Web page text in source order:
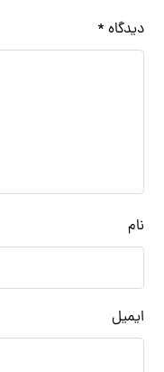
دیدگاه *
نام
ایمیل